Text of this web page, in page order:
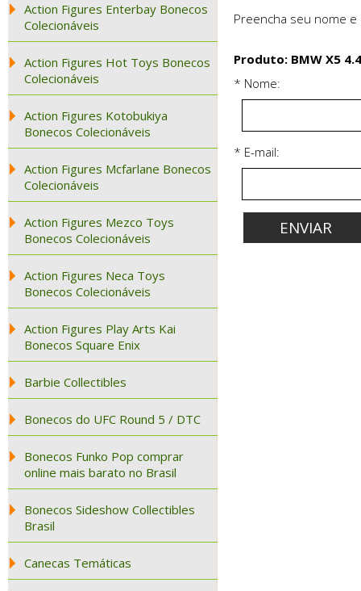
Action Figures Enterbay Bonecos
Colecionáveis
Action Figures Hot Toys Bonecos
Colecionáveis
Action Figures Kotobukiya
Bonecos Colecionáveis
Action Figures Mcfarlane Bonecos
Colecionáveis
Action Figures Mezco Toys
Bonecos Colecionáveis
Action Figures Neca Toys
Bonecos Colecionáveis
Action Figures Play Arts Kai
Bonecos Square Enix
Barbie Collectibles
Bonecos do UFC Round 5 / DTC
Bonecos Funko Pop comprar
online mais barato no Brasil
Bonecos Sideshow Collectibles
Brasil
Canecas Temáticas
Preencha seu nome
Produto: BMW X5
* Nome:
* E-mail: